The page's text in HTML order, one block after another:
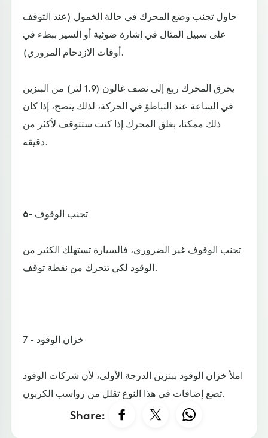
حاول تجنب وضع المحرك في حالة الخمول (عند التوقف
على سبيل المثال في إشارة ضوئية أو السير ببطء في
أوقات الازدحام المروري).
يحرق المحرك ربع إلى نصف غالون (1.9 لتر) من البنزين
في الساعة عند التباطؤ في الحركة، لذلك ينصح، إذا كان
ذلك ممكنا، بغلق المحرك إذا كنت ستتوقف لأكثر من
دقيقة.
6- تجنب الوقوف
تجنب الوقوف غير الضروري، فالسيارة تستهلك الكثير من
الوقود لكي تتحرك من نقطة توقف.
7 - خزان الوقود
املأ خزان الوقود ببنزين الدرجة الأولى، لأن شركات الوقود
تضع إضافات في هذا النوع تقلل من رواسب الكربون.
Share: